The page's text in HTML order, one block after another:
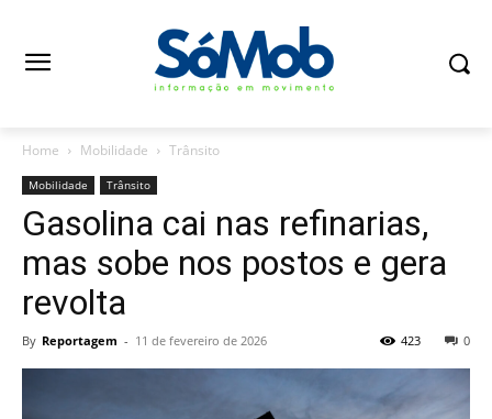
Home Mobilidade Trânsito
Mobilidade Trânsito
Gasolina cai nas refinarias,
mas sobe nos postos e gera
revolta
By Reportagem - 11 de fevereiro de 2026 0
423